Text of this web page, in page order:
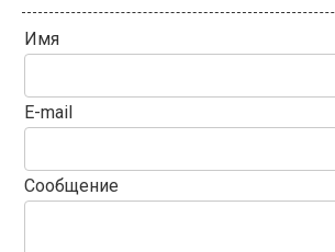
Имя
E-mail
Сообщение